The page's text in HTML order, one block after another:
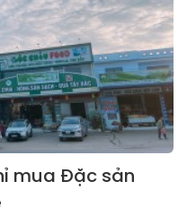
mua Đặc sản